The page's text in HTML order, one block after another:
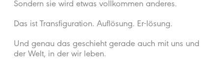
Sondern sie wird etwas vollkommen anderes.
Das ist Transfiguration. Auflösung. Er-lösung.
Und genau das geschieht gerade auch mit uns und
der Welt, in der wir leben.